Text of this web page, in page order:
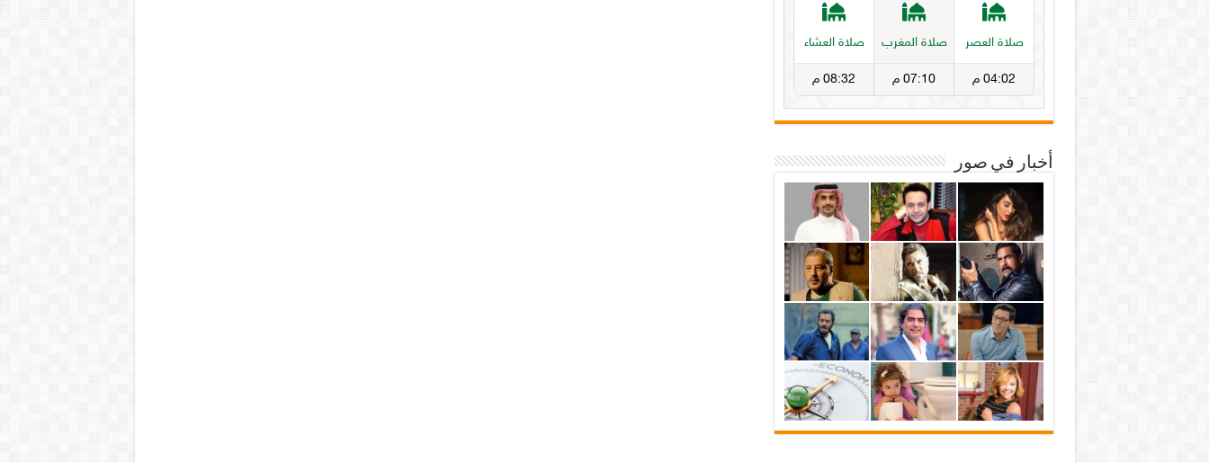
أخبار في صور